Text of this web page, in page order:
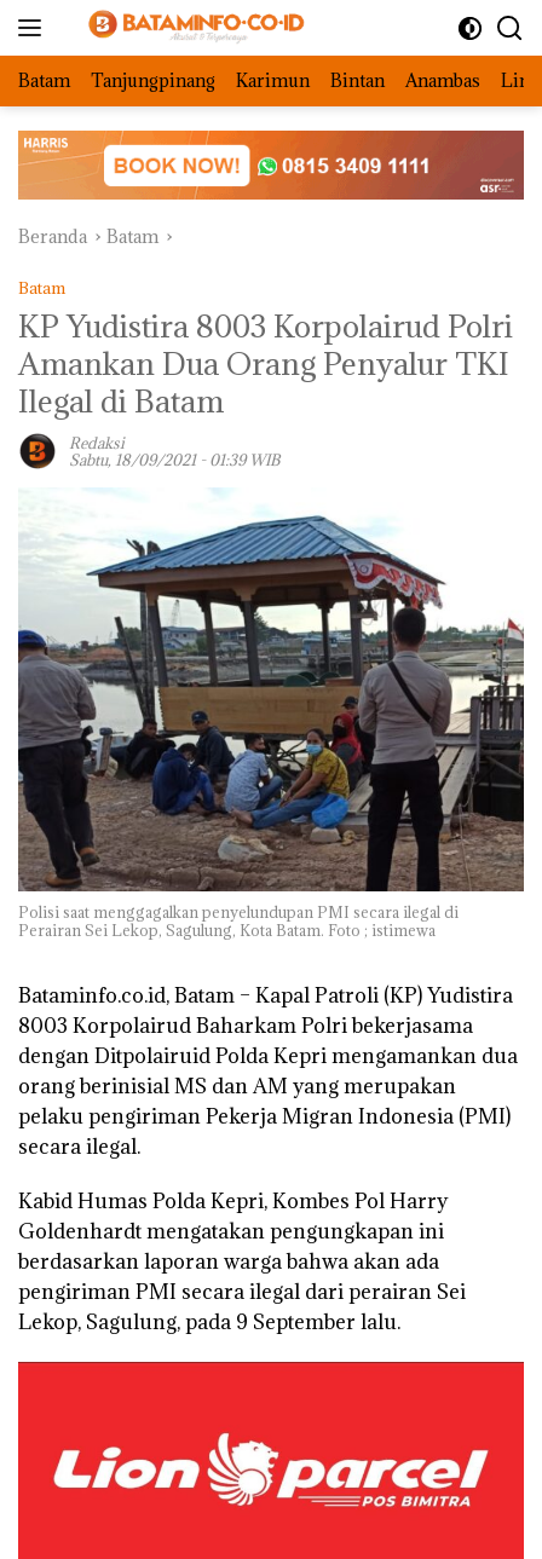
Batam Tanjungpinang Karimun Bintan Anambas
Beranda Batam
Batam
KP Yudistira 8003 Korpolairud Polri
Amankan Dua Orang Penyalur TKI
Ilegal di Batam
Redaksi
Sabtu, 18/09/2021 - 01:39 WIB
Polisi saat menggagalkan penyelundupan PMI secara ilegal di
Perairan Sei Lekop, Sagulung, Kota Batam. Foto ; istimewa
Bataminfo.co.id, Batam – Kapal Patroli (KP) Yudistira
8003 Korpolairud Baharkam Polri bekerjasama
dengan Ditpolairuid Polda Kepri mengamankan dua
orang berinisial MS dan AM yang merupakan
pelaku pengiriman Pekerja Migran Indonesia (PMI)
secara ilegal.
Kabid Humas Polda Kepri, Kombes Pol Harry
Goldenhardt mengatakan pengungkapan ini
berdasarkan laporan warga bahwa akan ada
pengiriman PMI secara ilegal dari perairan Sei
Lekop, Sagulung, pada 9 September lalu.